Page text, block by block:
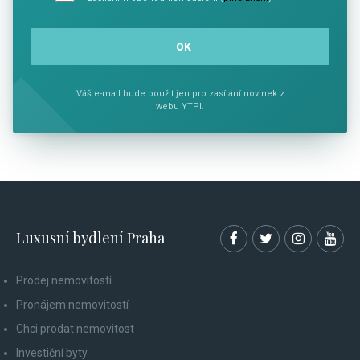
Váš e-mail bude použit jen pro zasílání novinek z
webu YTPI.
Luxusní bydlení Praha
Prodej nemovitostí
Pronájem nemovitostí
Chci prodat nemovitost
Investiční byty